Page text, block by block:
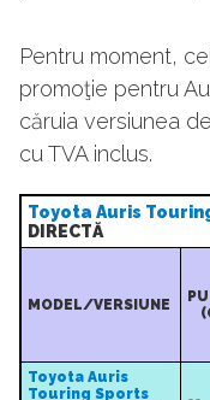
Pentru moment,
promoţie pentru
căruia versiunea
cu TVA inclus.
Toyota Auris
DIRECTĂ
MODEL/VERSIUNE
Toyota Auris
Touring Sports